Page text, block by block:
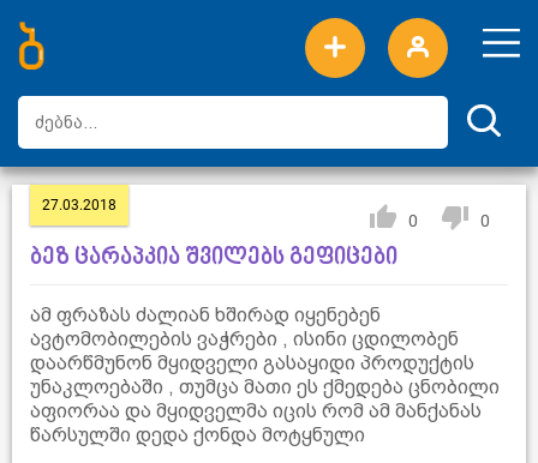
ახალი სიტყვები
ტოპ სიტყვები
დღის ტოპ სიტყვები
ტოპ მომხმარებლები
27.03.2018
0 0
ბეზ ცარაპკია შვილებს გეფიცები
ამ ფრაზას ძალიან ხშირად იყენებენ
ავტომობილების ვაჭრები , ისინი ცდილობენ
დაარწმუნონ მყიდველი გასაყიდი პროდუქტის
უნაკლოებაში , თუმცა მათი ეს ქმედება ცნობილი
აფიორაა და მყიდველმა იცის რომ ამ მანქანას
წარსულში დედა ქონდა მოტყნული